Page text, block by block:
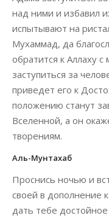
над ними и избавил
испытывают на
Мухаммад, да
обратится к Аллаху
заступиться за
приведет его к
положению станут
Вселенной, а он
творениям.
Аль-Мунтахаб
Проснись ночью и
своей в дополнение
дать тебе